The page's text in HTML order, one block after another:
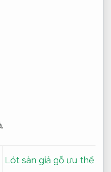
Lót sàn giả gỗ ưu thế